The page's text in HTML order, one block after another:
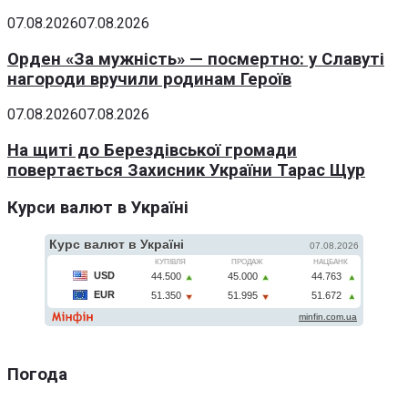
07.08.202607.08.2026
Орден «За мужність» — посмертно: у Славуті
нагороди вручили родинам Героїв
07.08.202607.08.2026
На щиті до Берездівської громади
повертається Захисник України Тарас Щур
Курси валют в Україні
Погода